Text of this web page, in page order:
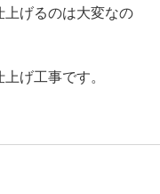
上げるのは大変なの
げ工事です。